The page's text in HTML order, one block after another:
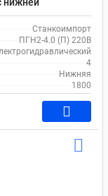
Станкоимпорт
ПГН2-4.0 (П) 220В
4
Нижняя
1800